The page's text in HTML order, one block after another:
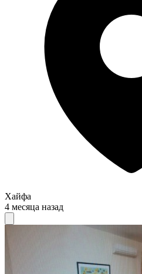
Хайфа
4 месяца назад